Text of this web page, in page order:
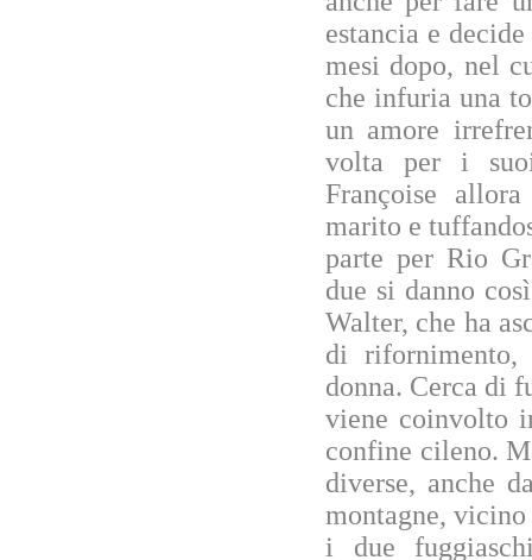
estancia e
mesi dopo, nel
che infuria una
un amore
volta per i
Françoise
marito e
parte per Rio
due si danno
Walter, che ha
di
donna. Cerca di
viene coinvolto
confine cileno.
diverse, anche
montagne,
i due